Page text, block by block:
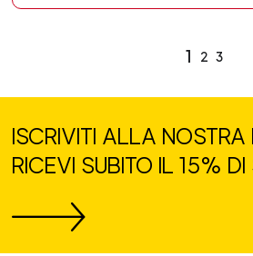
1 2 3
ISCRIVITI ALLA NOSTRA
RICEVI SUBITO IL 15%